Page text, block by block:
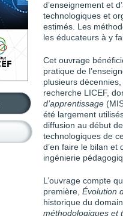
d’enseignement et
technologiques et
estimés. Les
les éducateurs à y
Cet ouvrage
pratique de
plusieurs
recherche LICEF,
d’apprentissage
été largement
diffusion au début
technologiques de
d’en faire le bilan et
ingénierie
L’ouvrage compte
première, Évolution
historique du
méthodologiques et